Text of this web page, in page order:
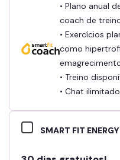
• Plano anual
coach de
• Exercícios
como
• Treino
• Chat
SMART FIT ENERGY